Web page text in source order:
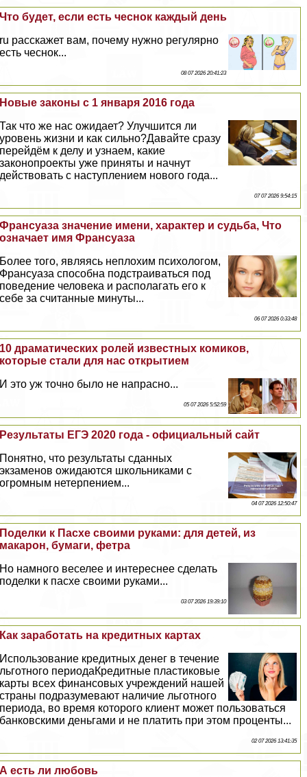
Что будет, если есть чеснок каждый день
ru расскажет вам, почему нужно регулярно
есть чеснок...
08 07 2026 20:41:23
Новые законы с 1 января 2016 года
Так что же нас ожидает? Улучшится ли
уровень жизни и как сильно?Давайте сразу
перейдём к делу и узнаем, какие
законопроекты уже приняты и начнут
действовать с наступлением нового года...
07 07 2026 9:54:15
Франсуаза значение имени, хаpaктер и судьба, Что
означает имя Франсуаза
Более того, являясь неплохим психологом,
Франсуаза способна подстраиваться под
поведение человека и располагать его к
себе за считанные минуты...
06 07 2026 0:33:48
10 драматических ролей известных комиков,
которые стали для нас открытием
И это уж точно было не напрасно...
05 07 2026 5:52:59
Результаты ЕГЭ 2020 года - официальный сайт
Понятно, что результаты сданных
экзаменов ожидаются школьниками с
огромным нетерпением...
04 07 2026 12:50:47
Поделки к Пасхе своими руками: для детей, из
макарон, бумаги, фетра
Но намного веселее и интереснее сделать
поделки к пасхе своими руками...
03 07 2026 19:39:10
Как заработать на кредитных картах
Использование кредитных денег в течение
льготного периодаКредитные пластиковые
карты всех финансовых учреждений нашей
страны подразумевают наличие льготного
периода, во время которого клиент может пользоваться
банковскими деньгами и не платить при этом проценты...
02 07 2026 13:41:35
А есть ли любовь